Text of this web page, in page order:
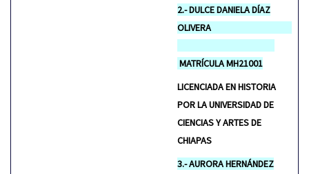
2.- DULCE DANIELA DÍAZ
OLIVERA
MATRÍCULA MH21001
LICENCIADA EN HISTORIA
POR LA UNIVERSIDAD DE
CIENCIAS Y ARTES DE
CHIAPAS
3.- AURORA HERNÁNDEZ